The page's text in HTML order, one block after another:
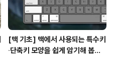
[맥 기초] 맥에서 사용되는 특수키
∙단축키 모양을 쉽게 암기해 봅시